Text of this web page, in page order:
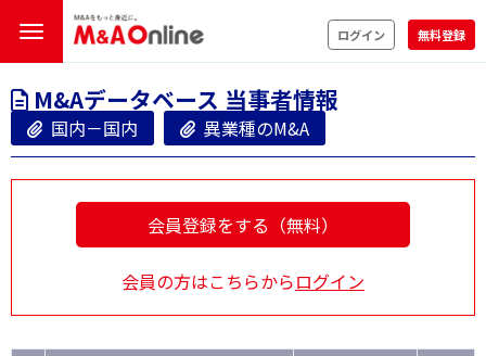
ログイン 無料登録
M&Aデータベース 当事者情報
国内－国内 異業種のM&A
会員登録をする（無料）
会員の方はこちらからログイン